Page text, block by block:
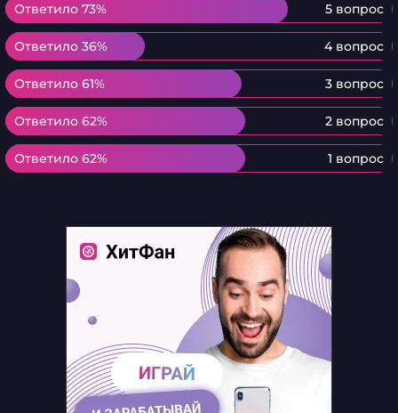
Ответило 73% 5 вопрос
Ответило 73%
Ответило 36% 4 вопрос
Ответило 36%
Ответило 61% 3 вопрос
Ответило 61%
Ответило 62% 2 вопрос
Ответило 62%
Ответило 62% 1 вопрос
Ответило 62%